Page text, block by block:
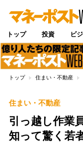
トップ 投資 ビ
トップ 住まい・不動産
住まい・不動産
引っ越し作業
知って驚く若